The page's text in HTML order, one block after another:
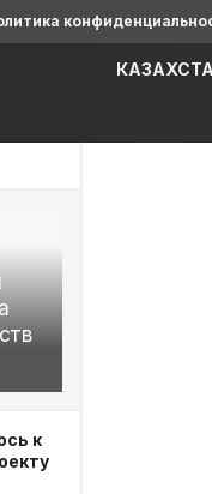
к